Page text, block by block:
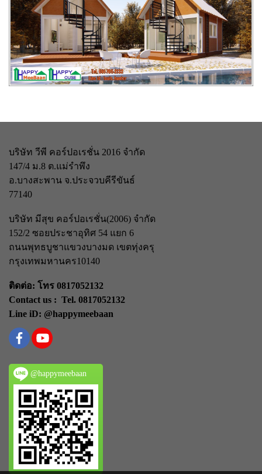
บริษัท วีพี คอร์ปอเรชั่น 2016 จำกัด
147/4 ม.8 ต.แม่รำพึง
อ.บางสะพาน จ.ประจวบคีรีขันธ์
77140
บริษัท มีสุข คอร์ปอเรชั่น(2006) จำกัด
152/2 ซอยประชาอุทิศ 54 แยก 6
ถนนพุทธบูชาแขวงบางมด เขตทุ่งครุ
กรุงเทพมหานคร10140
ติดต่อ: โทร 0817052132
Contact us : Tel. 0817052132
Line iD: @happymeebaan
@happymeebaan